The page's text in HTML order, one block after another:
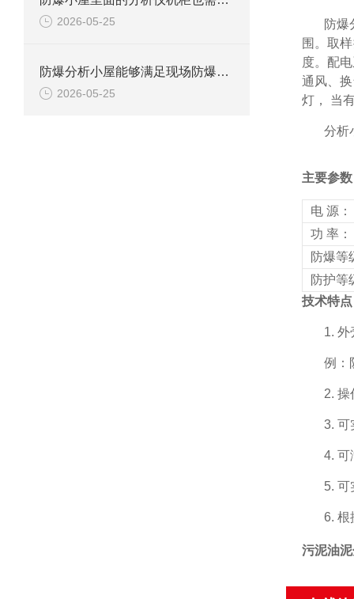
2026-05-25
防爆分析小屋能够满足现场防爆要求吗？
2026-05-25
防爆
围。取
度。配
通风、
灯，
当
分析
主要参数
电 源：
功 率：
防爆等
防护等
技术特点
1. 外
例：
2. 操
3. 可
4. 可
5. 可
6. 根
污泥油